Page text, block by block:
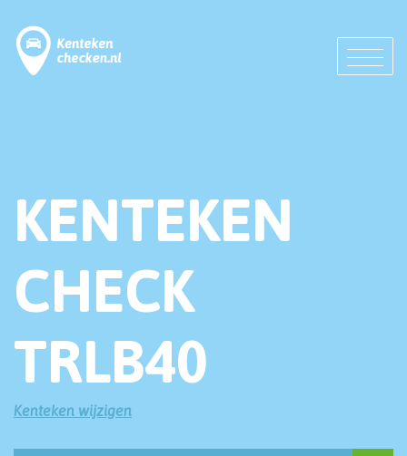
KENTEKEN
CHECK
TRLB40
Kenteken wijzigen